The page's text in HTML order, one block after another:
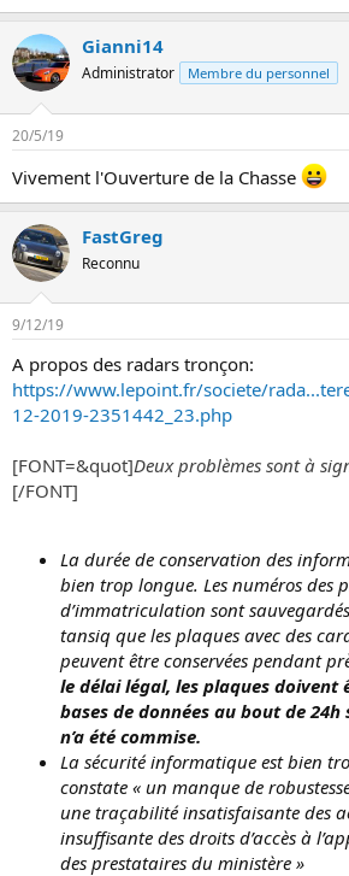
Gianni14
Administrator Membre du personnel
20/5/19
Vivement l'Ouverture de la Chasse
FastGreg
Reconnu
9/12/19
A propos des radars tronçon:
https://www.lepoint.fr/societe/
12-2019-2351442_23.php
[FONT=&quot]Deux problèmes sont à
[/FONT]
La durée de conservation des
bien trop longue. Les numéros des
d’immatriculation sont
tansiq que les plaques avec des
peuvent être conservées pendant
le délai légal, les plaques doivent
bases de données au bout de
n’a été commise.
La sécurité informatique est bien
constate « un manque de
une traçabilité insatisfaisante des
insuffisante des droits d’accès à
des prestataires du ministère »